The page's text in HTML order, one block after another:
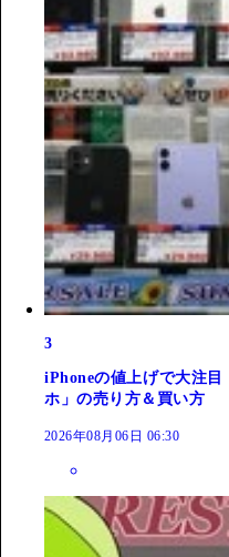
3
iPhoneの値上げで大注
ホ」の売り方＆買い方
2026年08月06日 06:30